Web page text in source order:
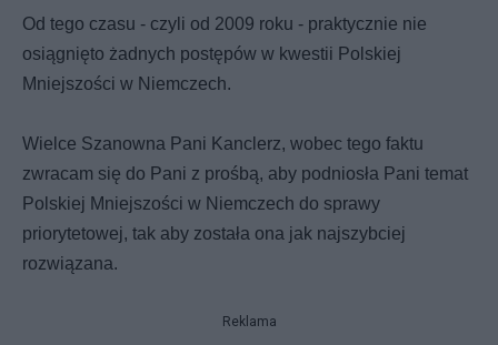
Od tego czasu - czyli od 2009 roku - praktycznie nie
osiągnięto żadnych postępów w kwestii Polskiej
Mniejszości w Niemczech.
Wielce Szanowna Pani Kanclerz, wobec tego faktu
zwracam się do Pani z prośbą, aby podniosła Pani temat
Polskiej Mniejszości w Niemczech do sprawy
priorytetowej, tak aby została ona jak najszybciej
rozwiązana.
Reklama